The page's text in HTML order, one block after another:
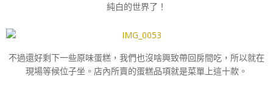
純白的世界了！
不過還好剩下一些原味蛋糕，我們也沒啥興致帶回房間吃，所以就在
現場等候位子坐。店內所賣的蛋糕品項就是菜單上這十款。